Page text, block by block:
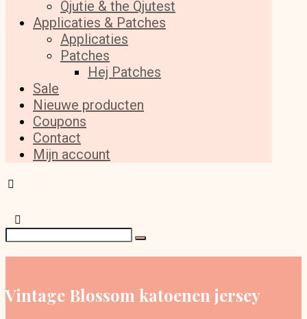
Qjutie & the Qjutest
Applicaties & Patches
Applicaties
Patches
Hej Patches
Sale
Nieuwe producten
Coupons
Contact
Mijn account
Vintage Blossom katoenen jersey